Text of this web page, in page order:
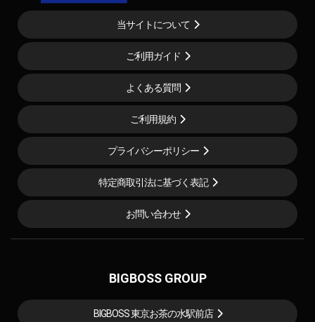
当サイトについて
ご利用ガイド
よくある質問
ご利用規約
プライバシーポリシー
特定商取引法に基づく表記
お問い合わせ
BIGBOSS GROUP
BIGBOSS 東京お茶の水駅前店